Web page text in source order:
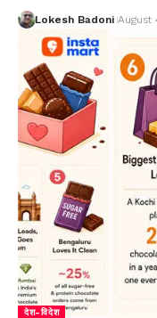
Lokesh Badoni August
देश-विदेश